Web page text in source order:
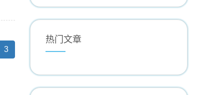
3(current)
热门文章